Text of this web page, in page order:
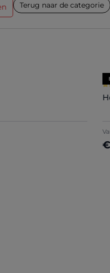
Terug naar de categorie
5 sterren